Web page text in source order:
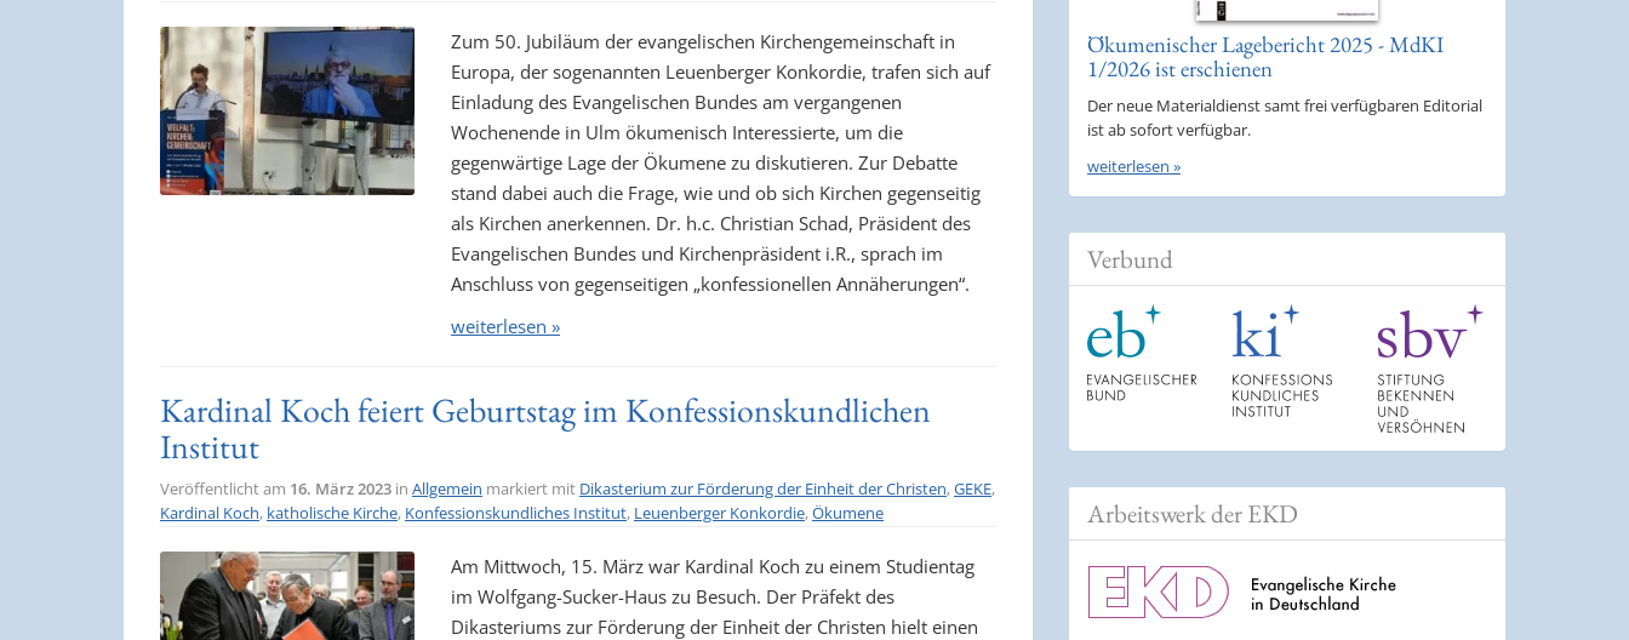
Zum 50. Jubiläum der evangelischen Kirchengemeinschaft in
Europa, der sogenannten Leuenberger Konkordie, trafen sich auf
Einladung des Evangelischen Bundes am vergangenen
Wochenende in Ulm ökumenisch Interessierte, um die
gegenwärtige Lage der Ökumene zu diskutieren. Zur Debatte
stand dabei auch die Frage, wie und ob sich Kirchen gegenseitig
als Kirchen anerkennen. Dr. h.c. Christian Schad, Präsident des
Evangelischen Bundes und Kirchenpräsident i.R., sprach im
Anschluss von gegenseitigen „konfessionellen Annäherungen“.
weiterlesen »
Kardinal Koch feiert Geburtstag im Konfessionskundlichen
Institut
Veröffentlicht am 16. März 2023 in Allgemein markiert mit Dikasterium zur Förderung der Einheit der Christen,GEKE,
Kardinal Koch, katholische Kirche, Konfessionskundliches Institut, Leuenberger Konkordie,Ökumene
Am Mittwoch, 15. März war Kardinal Koch zu einem Studientag
im Wolfgang-Sucker-Haus zu Besuch. Der Präfekt des
Dikasteriums zur Förderung der Einheit der Christen hielt einen
Ökumenischer Lagebericht 2025 - MdKI
1/2026 ist erschienen
Der neue Materialdienst samt frei verfügbaren Editorial
ist ab sofort verfügbar.
weiterlesen »
Verbund
Arbeitswerk der EKD